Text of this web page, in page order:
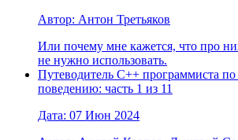
Автор: Антон Третьяков
Или почему мне кажется, что про
не нужно использовать.
Путеводитель C++ программиста
поведению: часть 1 из 11
Дата: 07 Июн 2024